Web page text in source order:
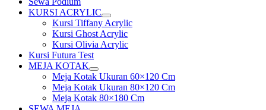
KURSI ACRYLIC
Show
sub
menu
Kursi Tiffany Acrylic
Kursi Ghost Acrylic
Kursi Olivia Acrylic
Kursi Futura Test
MEJA KOTAK
Show
sub
menu
Meja Kotak Ukuran 60×120 Cm
Meja Kotak Ukuran 80×120 Cm
Meja Kotak 80×180 Cm